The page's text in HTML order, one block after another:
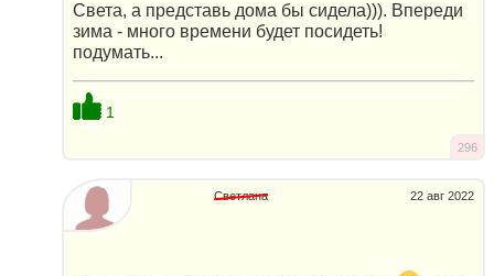
Света, а представь дома бы сидела))). Впереди
зима - много времени будет посидеть!
подумать...
1
296
22 авг 2022
Светлана